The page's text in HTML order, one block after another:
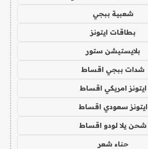
شعبية ببجي
بطاقات ايتونز
بلايستيشن ستور
شدات ببجي اقساط
ايتونز امريكي اقساط
ايتونز سعودي اقساط
شحن يلا لودو اقساط
حناء شعر